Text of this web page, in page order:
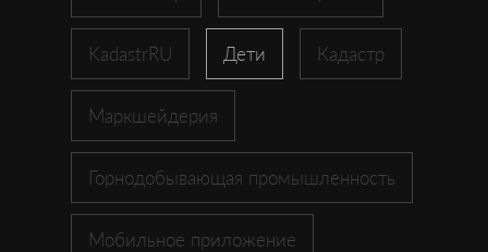
KadastrRU Дети Кадастр
Маркшейдерия
Горнодобывающая промышленность
Мобильное приложение